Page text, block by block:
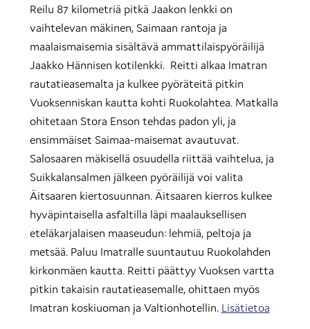
Reilu 87 kilometriä pitkä Jaakon lenkki on
vaihtelevan mäkinen, Saimaan rantoja ja
maalaismaisemia sisältävä ammattilaispyöräilijä
Jaakko Hännisen kotilenkki. Reitti alkaa Imatran
rautatieasemalta ja kulkee pyöräteitä pitkin
Vuoksenniskan kautta kohti Ruokolahtea. Matkalla
ohitetaan Stora Enson tehdas padon yli, ja
ensimmäiset Saimaa-maisemat avautuvat.
Salosaaren mäkisellä osuudella riittää vaihtelua, ja
Suikkalansalmen jälkeen pyöräilijä voi valita
Äitsaaren kiertosuunnan. Äitsaaren kierros kulkee
hyväpintaisella asfaltilla läpi maalauksellisen
eteläkarjalaisen maaseudun: lehmiä, peltoja ja
metsää. Paluu Imatralle suuntautuu Ruokolahden
kirkonmäen kautta. Reitti päättyy Vuoksen vartta
pitkin takaisin rautatieasemalle, ohittaen myös
Imatran koskiuoman ja Valtionhotellin. Lisätietoa